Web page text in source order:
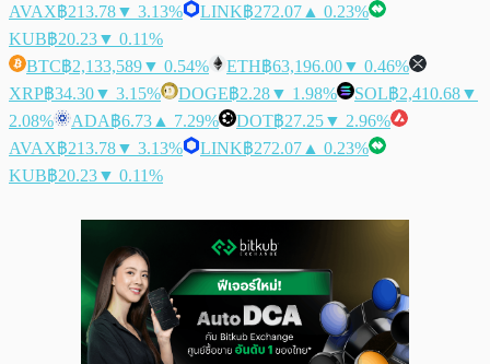
AVAX฿213.78▼ 3.13% LINK฿272.07 ▲ 0.23%
KUB฿20.23▼ 0.11%
BTC฿2,133,589▼ 0.54% ETH฿63,196.00▼ 0.46%
XRP฿34.30▼ 3.15% DOGE฿2.28▼ 1.98% SOL฿2,410.68▼
2.08%
ADA฿6.73 ▲ 7.29% DOT฿27.25▼ 2.96%
AVAX฿213.78▼ 3.13% LINK฿272.07 ▲ 0.23%
KUB฿20.23▼ 0.11%